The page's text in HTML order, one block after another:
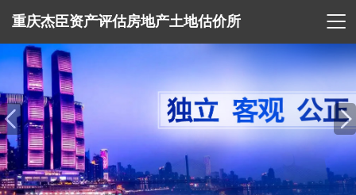
重庆杰臣资产评估房地产土地估价所 